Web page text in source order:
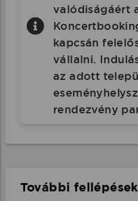
valódiságáért
kapcsán
vállalni.
az adott
rendezvény
További